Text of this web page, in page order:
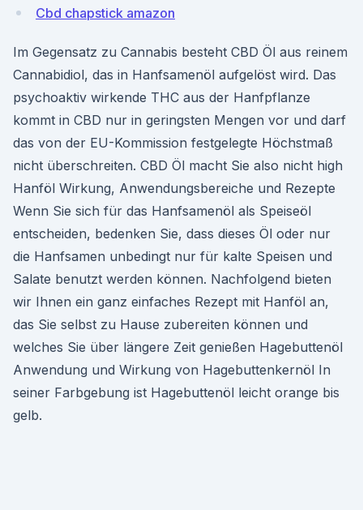
Cbd chapstick amazon
Im Gegensatz zu Cannabis besteht CBD Öl aus reinem
Cannabidiol, das in Hanfsamenöl aufgelöst wird. Das
psychoaktiv wirkende THC aus der Hanfpflanze
kommt in CBD nur in geringsten Mengen vor und darf
das von der EU-Kommission festgelegte Höchstmaß
nicht überschreiten. CBD Öl macht Sie also nicht high
Hanföl Wirkung, Anwendungsbereiche und Rezepte
Wenn Sie sich für das Hanfsamenöl als Speiseöl
entscheiden, bedenken Sie, dass dieses Öl oder nur
die Hanfsamen unbedingt nur für kalte Speisen und
Salate benutzt werden können. Nachfolgend bieten
wir Ihnen ein ganz einfaches Rezept mit Hanföl an,
das Sie selbst zu Hause zubereiten können und
welches Sie über längere Zeit genießen Hagebuttenöl
Anwendung und Wirkung von Hagebuttenkernöl In
seiner Farbgebung ist Hagebuttenöl leicht orange bis
gelb.